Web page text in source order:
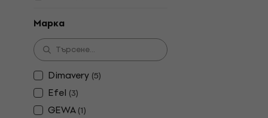
Марка
Dimavery (5)
Efel (3)
GEWA (1)